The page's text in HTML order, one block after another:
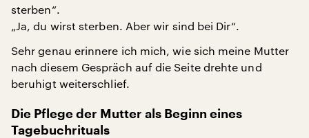
sterben“.
„Ja, du wirst sterben. Aber wir sind bei Dir“.
Sehr genau erinnere ich mich, wie sich meine Mutter
nach diesem Gespräch auf die Seite drehte und
beruhigt weiterschlief.
Die Pflege der Mutter als Beginn eines
Tagebuchrituals